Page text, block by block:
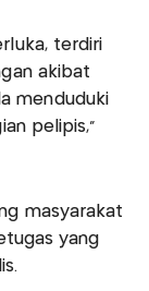
terdiri
akibat
menduduki
pelipis,”
masyarakat
yang